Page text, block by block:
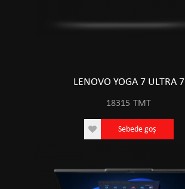
LENOVO YOGA 7 ULTRA 7
18315 TMT
Sebede goş